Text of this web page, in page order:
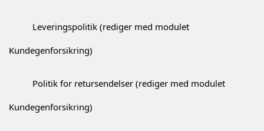
Leveringspolitik (rediger med modulet
Kundegenforsikring)
Politik for retursendelser (rediger med modulet
Kundegenforsikring)